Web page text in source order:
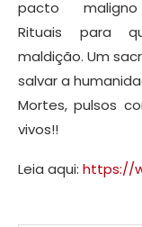
pacto
Rituais para
maldição. Um
salvar a
Mortes, pulsos
vivos!!
Leia aqui: https://